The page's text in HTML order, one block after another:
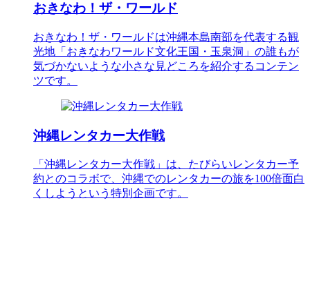
おきなわ！ザ・ワールド
おきなわ！ザ・ワールドは沖縄本島南部を代表する観
光地「おきなわワールド文化王国・玉泉洞」の誰もが
気づかないような小さな見どころを紹介するコンテン
ツです。
沖縄レンタカー大作戦
「沖縄レンタカー大作戦」は、たびらいレンタカー予
約とのコラボで、沖縄でのレンタカーの旅を100倍面白
くしようという特別企画です。